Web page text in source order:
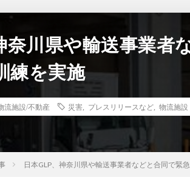
奈川県や輸送事業者
練を実施
流施設/不動産 災害 プレスリリースなど 物流施設
日本GLP、神奈川県や輸送事業者などと合同で緊